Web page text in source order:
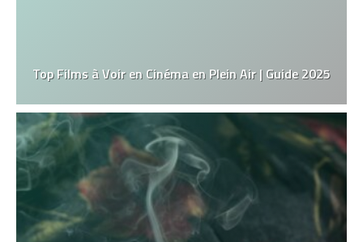
Top Films à Voir en Cinéma en Plein Air | Guide 2025